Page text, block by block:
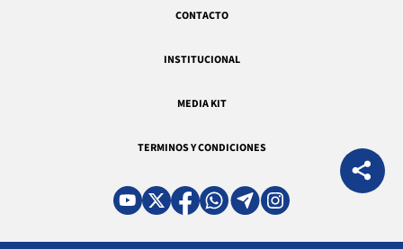
CONTACTO
INSTITUCIONAL
MEDIA KIT
TERMINOS Y CONDICIONES